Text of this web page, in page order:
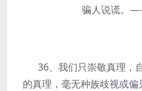
骗人说谎。
36、我们只崇敬真理，
的真理，毫无种族歧视或